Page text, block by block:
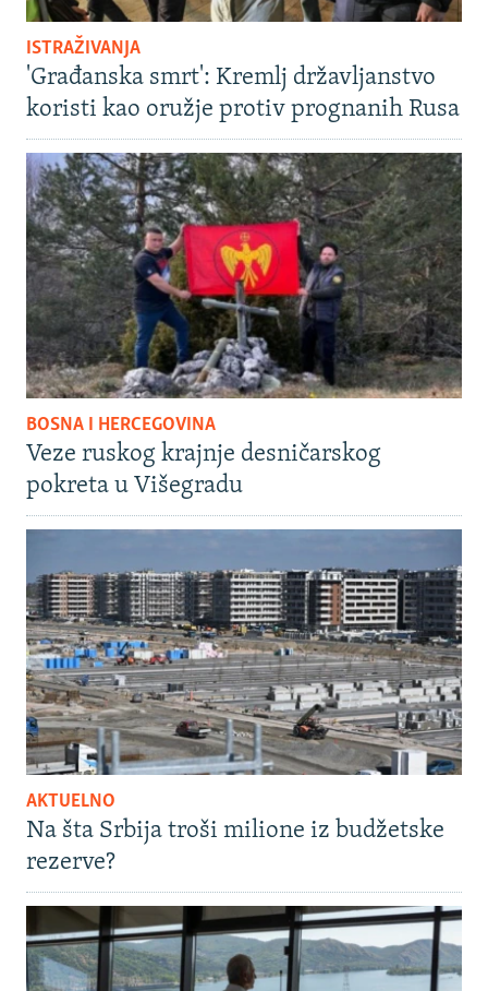
ISTRAŽIVANJA
'Građanska smrt': Kremlj državljanstvo
koristi kao oružje protiv prognanih Rusa
BOSNA I HERCEGOVINA
Veze ruskog krajnje desničarskog
pokreta u Višegradu
AKTUELNO
Na šta Srbija troši milione iz budžetske
rezerve?